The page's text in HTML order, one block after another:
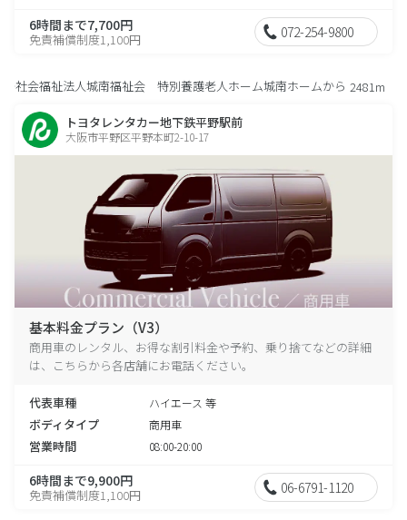
6時間まで7,700円
免責補償制度1,100円 072-254-9800
社会福祉法人城南福祉会 特別養護老人ホーム城南ホームから 2481m
トヨタレンタカー地下鉄平野駅前
大阪市平野区平野本町2-10-17
基本料金プラン（V3）
商用車のレンタル、お得な割引料金や予約、乗り捨てなどの詳細
は、こちらから各店舗にお電話ください。
代表車種 ハイエース 等
ボディタイプ 商用車
営業時間 08:00-20:00
6時間まで9,900円
免責補償制度1,100円 06-6791-1120